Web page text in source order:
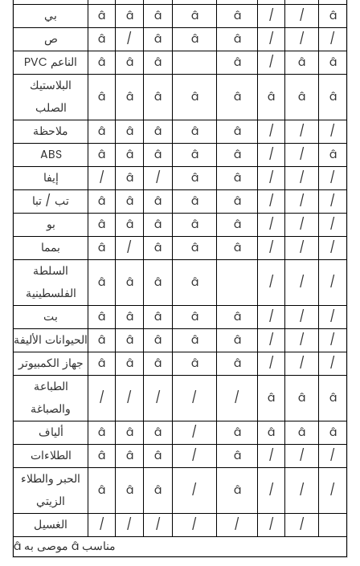
بي
â â â â â / /
â
ص
â / â â â / /
/
PVC الناعم
â â â â / â
â
البلاستيك
الصلب
â â â â â â â
â
ملاحظة
â â â â â / /
/
ABS
â â â â â / /
â
إيفا
/ â / â â / /
/
تب / تبا
â â â â â / /
/
بو
â â â â â / /
/
بمما
â / â â â / /
/
السلطة
الفلسطينية
â â â â / /
/
بت
â â â â â / /
/
الحيوانات الأليفة
â â â â â / /
/
جهاز الكمبيوتر
â â â â â / /
/
الطباعة
والصباغة
/ / / / / â â
â
ألياف
â â â / â â â
â
الطلاءات
â â â / â / /
/
الحبر والطلاء
الزيتي
â â â / â / /
/
الغسيل
/ / / / / /
/
â موصى به â مناسب